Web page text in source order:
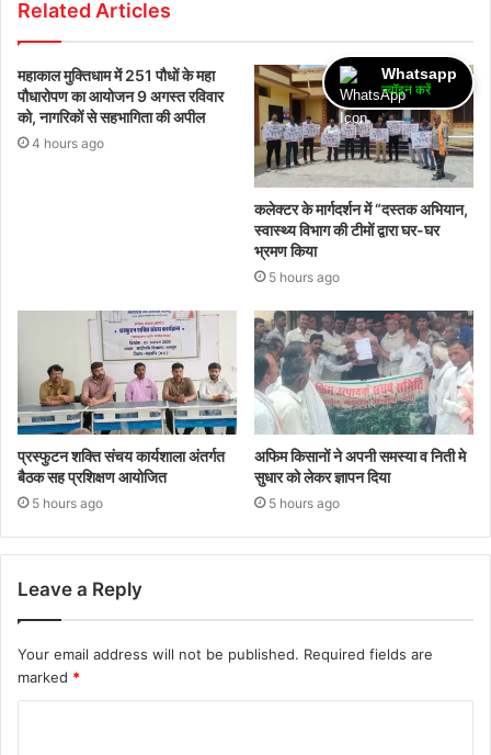
Related Articles
महाकाल मुक्तिधाम में 251 पौधों के महा
पौधारोपण का आयोजन 9 अगस्त रविवार
को, नागरिकों से सहभागिता की अपील
4 hours ago
कलेक्टर के मार्गदर्शन में “दस्तक अभियान,‌
स्वास्थ्य विभाग की टीमों द्वारा घर-घर
भ्रमण किया
5 hours ago
प्रस्फुटन शक्ति संचय कार्यशाला अंतर्गत
बैठक सह प्रशिक्षण आयोजित
5 hours ago
अफिम किसानों ने अपनी समस्या व निती मे
सुधार को लेकर ज्ञापन दिया
5 hours ago
Leave a Reply
Your email address will not be published. Required fields are
marked *
Whatsapp
ज्वॉइन करें